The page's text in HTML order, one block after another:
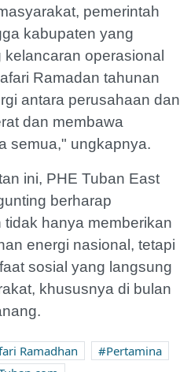
pemerintah
kabupaten yang
operasional
Ramadan tahunan
antara perusahaan dan
dan membawa
semua," ungkapnya.
ini, PHE Tuban East
berharap
hanya memberikan
energi nasional, tetapi
sosial yang langsung
khususnya di bulan
Ramadhan
Pertamina